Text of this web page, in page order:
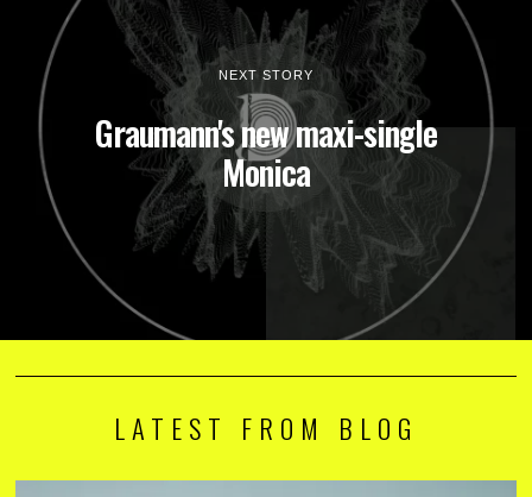
NEXT STORY
Graumann's new maxi-single
Monica
LATEST FROM BLOG